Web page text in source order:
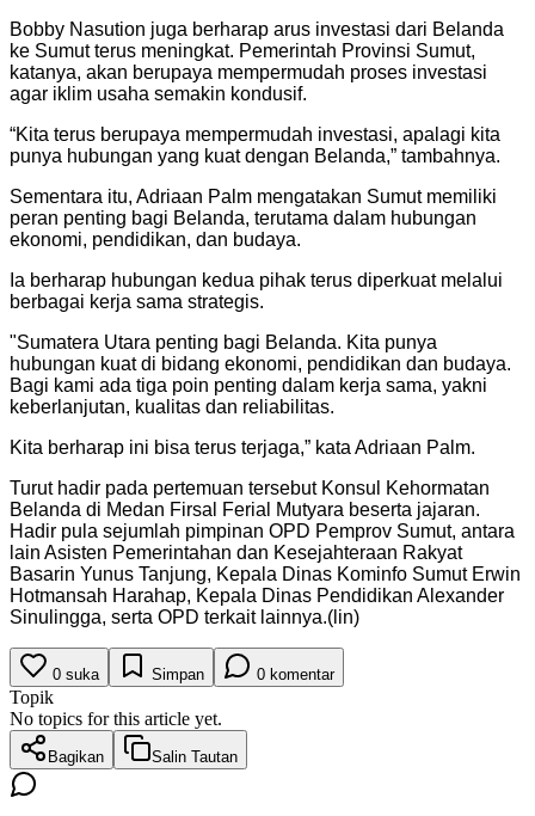
Bobby Nasution juga berharap arus investasi dari Belanda
ke Sumut terus meningkat. Pemerintah Provinsi Sumut,
katanya, akan berupaya mempermudah proses investasi
agar iklim usaha semakin kondusif.
“Kita terus berupaya mempermudah investasi, apalagi kita
punya hubungan yang kuat dengan Belanda,” tambahnya.
Sementara itu, Adriaan Palm mengatakan Sumut memiliki
peran penting bagi Belanda, terutama dalam hubungan
ekonomi, pendidikan, dan budaya.
Ia berharap hubungan kedua pihak terus diperkuat melalui
berbagai kerja sama strategis.
"Sumatera Utara penting bagi Belanda. Kita punya
hubungan kuat di bidang ekonomi, pendidikan dan budaya.
Bagi kami ada tiga poin penting dalam kerja sama, yakni
keberlanjutan, kualitas dan reliabilitas.
Kita berharap ini bisa terus terjaga,” kata Adriaan Palm.
Turut hadir pada pertemuan tersebut Konsul Kehormatan
Belanda di Medan Firsal Ferial Mutyara beserta jajaran.
Hadir pula sejumlah pimpinan OPD Pemprov Sumut, antara
lain Asisten Pemerintahan dan Kesejahteraan Rakyat
Basarin Yunus Tanjung, Kepala Dinas Kominfo Sumut Erwin
Hotmansah Harahap, Kepala Dinas Pendidikan Alexander
Sinulingga, serta OPD terkait lainnya.(lin)
0 suka Simpan 0 komentar
Topik
No topics for this article yet.
Bagikan Salin Tautan